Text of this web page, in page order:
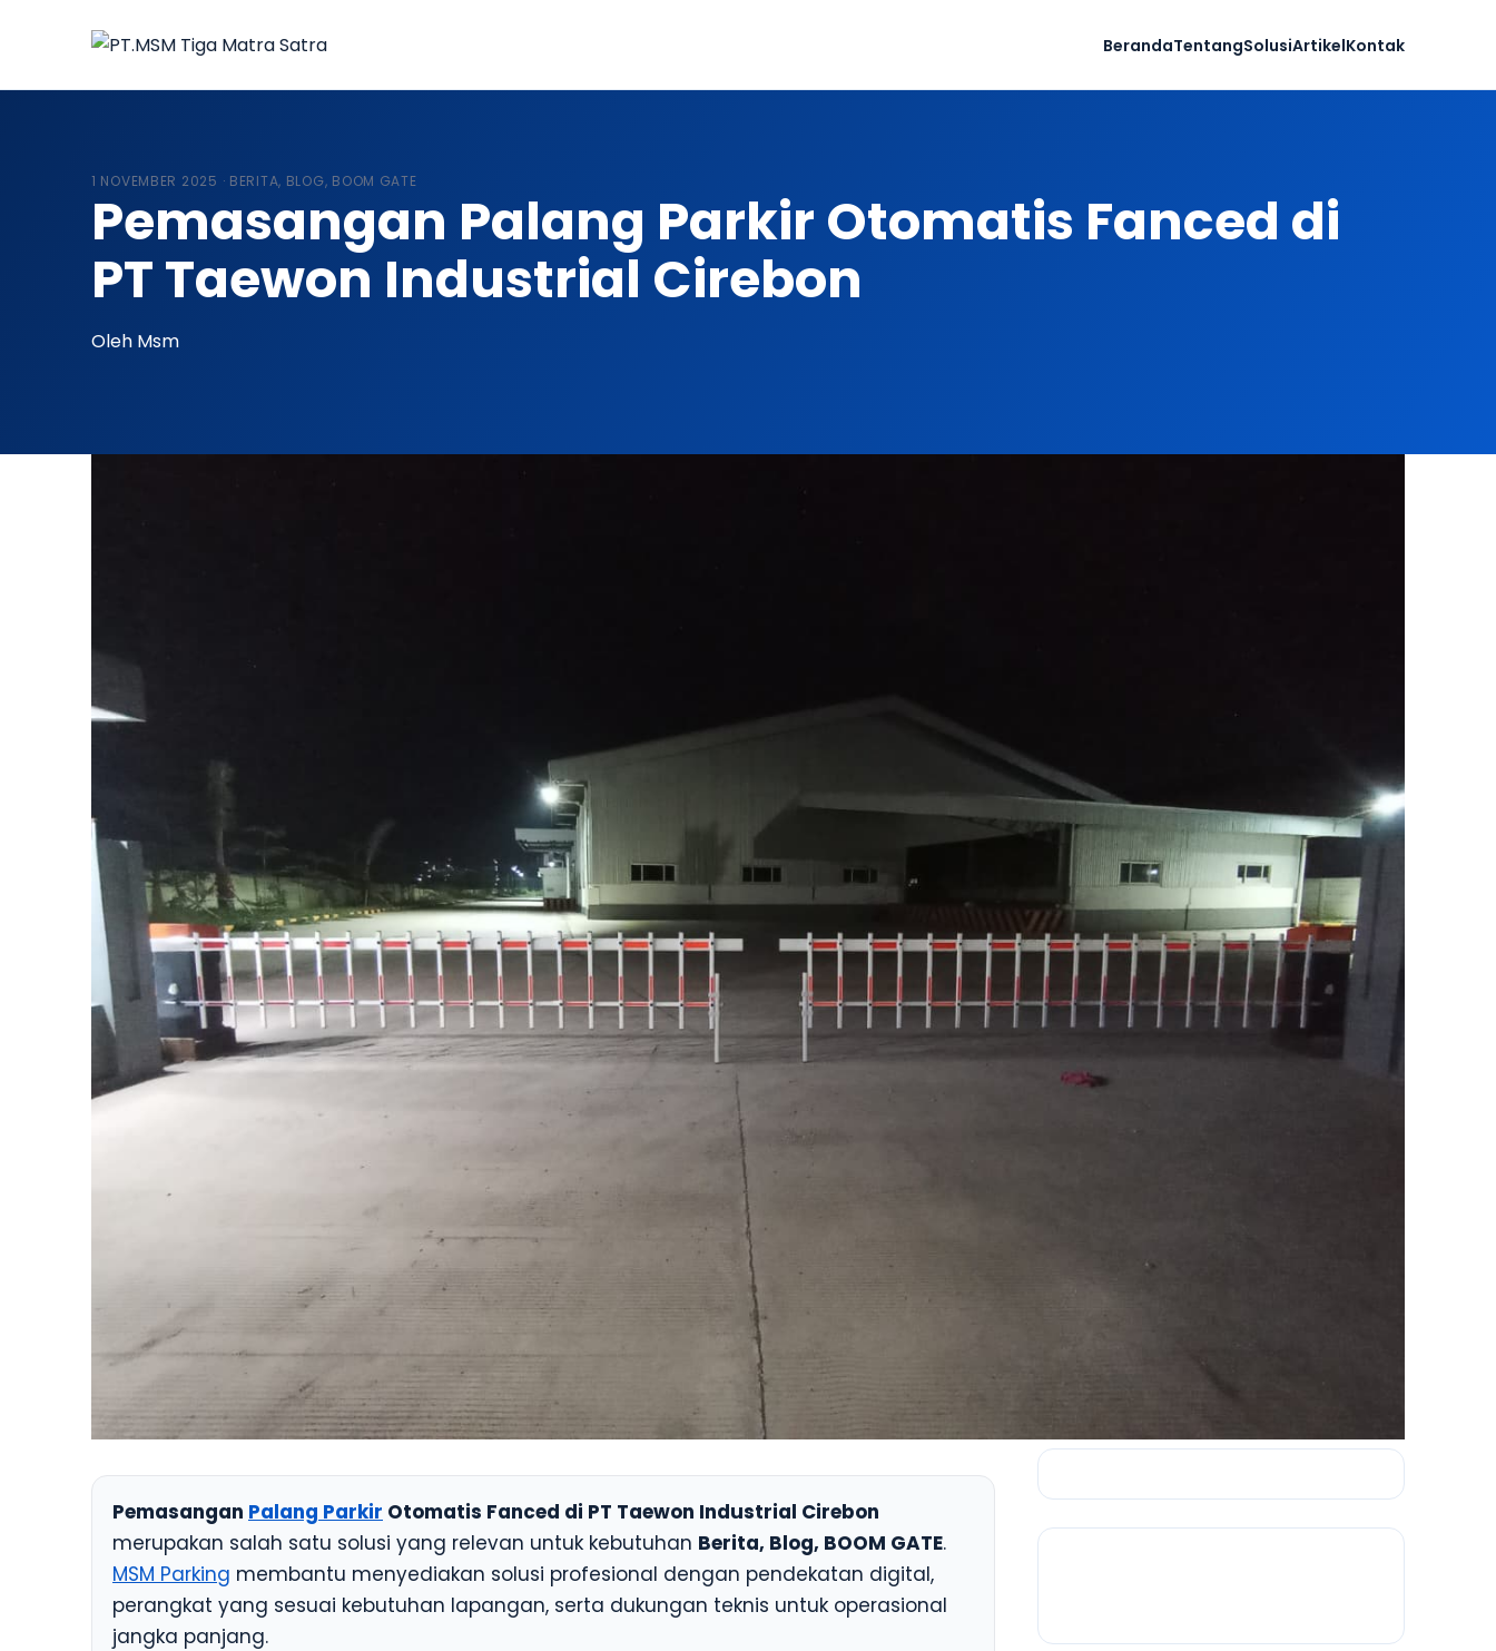
BerandaTentangSolusiArtikelKontak
1 NOVEMBER 2025 · BERITA, BLOG, BOOM GATE
Pemasangan Palang Parkir Otomatis Fanced di
PT Taewon Industrial Cirebon
Oleh Msm
Pemasangan Palang Parkir Otomatis Fanced di PT Taewon Industrial Cirebon
merupakan salah satu solusi yang relevan untuk kebutuhan Berita, Blog, BOOM GATE.
MSM Parking membantu menyediakan solusi profesional dengan pendekatan digital,
perangkat yang sesuai kebutuhan lapangan, serta dukungan teknis untuk operasional
jangka panjang.